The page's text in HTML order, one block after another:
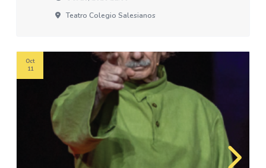
Teatro Colegio Salesianos
Oct
11